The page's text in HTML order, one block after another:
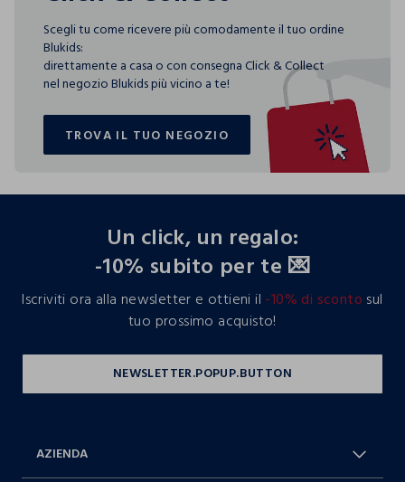
Scegli tu come ricevere più comodamente il tuo ordine
Blukids:
direttamente a casa o con consegna Click & Collect
nel negozio Blukids più vicino a te!
TROVA IL TUO NEGOZIO
TROVA IL TUO NEGOZIO
Un click, un regalo:
-10% subito per te 💌
Iscriviti ora alla newsletter e ottieni il -10% di sconto sul
tuo prossimo acquisto!
AZIENDA